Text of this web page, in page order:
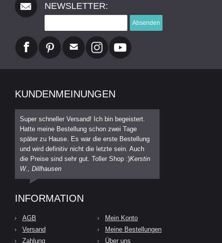
NEWSLETTER:
Absenden
KUNDENMEINUNGEN
Super schneller Versand! Ich bin begeistert.
Hatte meine Bestellung schon zwei Tage
später zu Hause. Es war die erste Bestellung
und wird definitiv nicht die letzte sein. Auch
die Preise sind sehr gut. Toller Shop :)Kerstin
W., Dillhausen
INFORMATION
AGB
Versand
Zahlung
Mein Konto
Meine Bestellungen
Über uns